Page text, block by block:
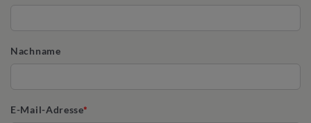
Nachname
E-Mail-Adresse